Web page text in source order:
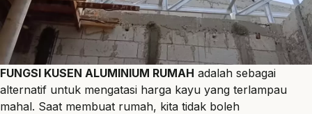
FUNGSI KUSEN ALUMINIUM RUMAH adalah sebagai
alternatif untuk mengatasi harga kayu yang terlampau
mahal. Saat membuat rumah, kita tidak boleh